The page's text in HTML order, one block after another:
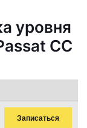
уровня
CC
Записаться